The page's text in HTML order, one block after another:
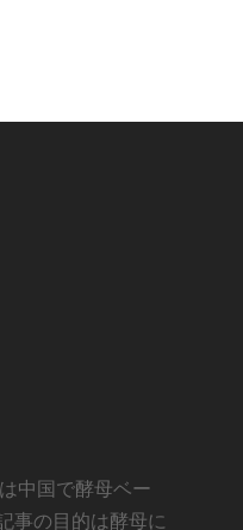
中国で酵母ベー
事の目的は酵母に